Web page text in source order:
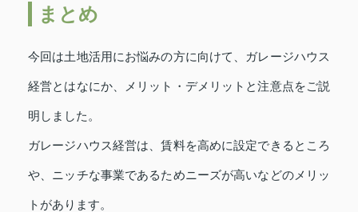
まとめ
今回は土地活用にお悩みの方に向けて、ガレージハウス
経営とはなにか、メリット・デメリットと注意点をご説
明しました。
ガレージハウス経営は、賃料を高めに設定できるところ
や、ニッチな事業であるためニーズが高いなどのメリッ
トがあります。